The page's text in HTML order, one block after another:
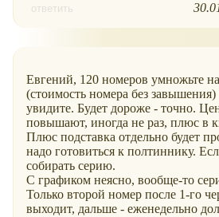
ответить
Евгений, 120 номеров умножьте
(стоимость номера без
увидите. Будет дороже - точно.
повышают, иногда не раз, плюс в
Плюс подставка отдельно будет
надо готовиться к полтиннику.
собирать серию.
С графиком неясно, вообще-то
Только второй номер после 1-го
выходит, дальше - еженедельно